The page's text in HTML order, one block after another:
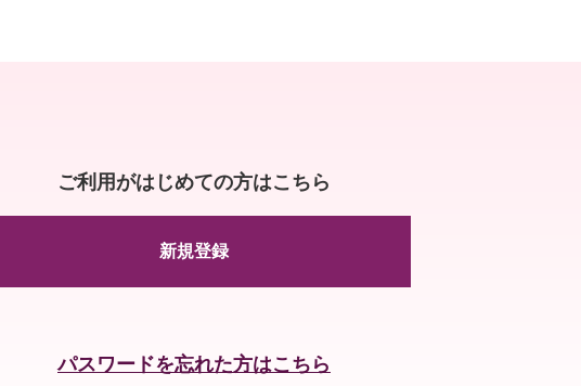
ご利用がはじめての方はこちら
新規登録
パスワードを忘れた方はこちら